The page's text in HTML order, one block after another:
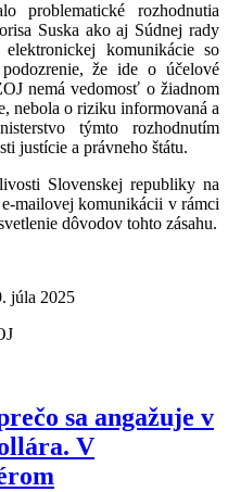
problematické rozhodnutia
Suska ako aj Súdnej rady
elektronickej komunikácie so
že ide o účelové
nemá vedomosť o žiadnom
nebola o riziku informovaná a
týmto rozhodnutím
justície a právneho štátu.
Slovenskej republiky na
mailovej komunikácii v rámci
dôvodov tohto zásahu.
júla 2025
sa angažuje v
V